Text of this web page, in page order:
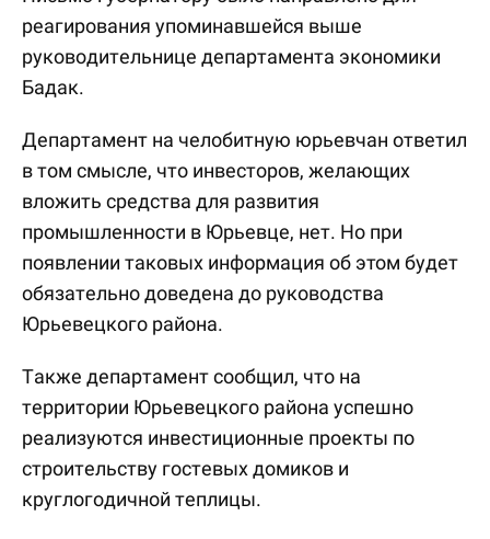
реагирования упоминавшейся выше
руководительнице департамента экономики
Бадак.
Департамент на челобитную юрьевчан ответил
в том смысле, что инвесторов, желающих
вложить средства для развития
промышленности в Юрьевце, нет. Но при
появлении таковых информация об этом будет
обязательно доведена до руководства
Юрьевецкого района.
Также департамент сообщил, что на
территории Юрьевецкого района успешно
реализуются инвестиционные проекты по
строительству гостевых домиков и
круглогодичной теплицы.